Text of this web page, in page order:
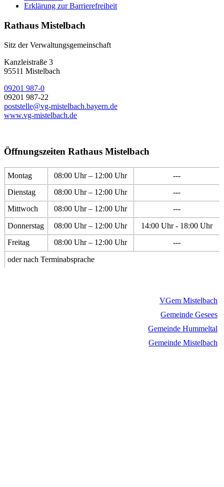
Erklärung zur Barrierefreiheit
Rathaus Mistelbach
Sitz der Verwaltungsgemeinschaft
Kanzleistraße 3
95511 Mistelbach
09201 987-0
09201 987-22
poststelle@vg-mistelbach.bayern.de
www.vg-mistelbach.de
Öffnungszeiten Rathaus Mistelbach
Montag 08:00 Uhr – 12:00 Uhr
---
Dienstag
08:00 Uhr – 12:00 Uhr
---
Mittwoch
08:00 Uhr – 12:00 Uhr
---
Donnerstag
08:00 Uhr – 12:00 Uhr
14:00 Uhr - 18:00 Uhr
Freitag
08:00 Uhr – 12:00 Uhr
---
oder nach Terminabsprache
VGem Mistelbach
Gemeinde Gesees
Gemeinde Hummeltal
Gemeinde Mistelbach